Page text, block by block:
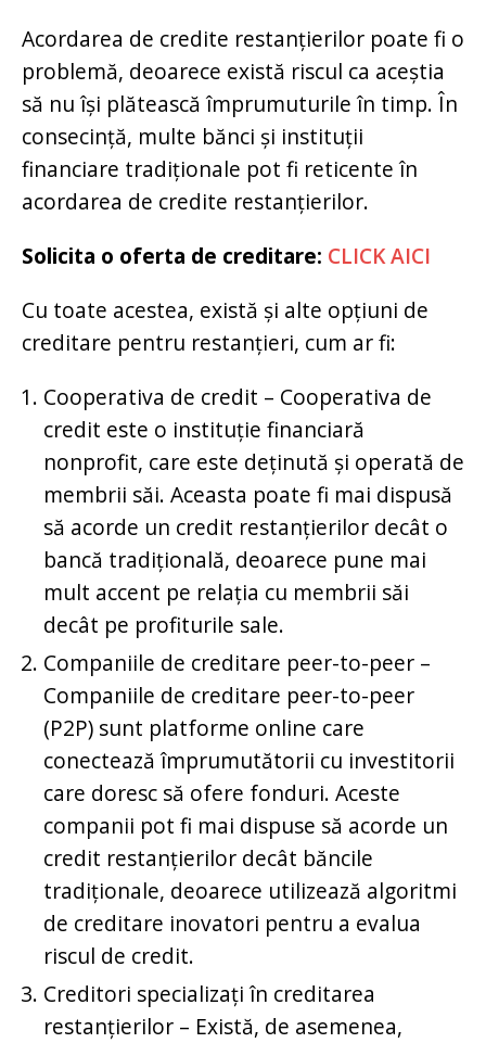
Acordarea de credite restanțierilor poate fi o
problemă, deoarece există riscul ca aceștia
să nu își plătească împrumuturile în timp. În
consecință, multe bănci și instituții
financiare tradiționale pot fi reticente în
acordarea de credite restanțierilor.
Solicita o oferta de creditare: CLICK AICI
Cu toate acestea, există și alte opțiuni de
creditare pentru restanțieri, cum ar fi:
Cooperativa de credit – Cooperativa de
credit este o instituție financiară
nonprofit, care este deținută și operată de
membrii săi. Aceasta poate fi mai dispusă
să acorde un credit restanțierilor decât o
bancă tradițională, deoarece pune mai
mult accent pe relația cu membrii săi
decât pe profiturile sale.
Companiile de creditare peer-to-peer –
Companiile de creditare peer-to-peer
(P2P) sunt platforme online care
conectează împrumutătorii cu investitorii
care doresc să ofere fonduri. Aceste
companii pot fi mai dispuse să acorde un
credit restanțierilor decât băncile
tradiționale, deoarece utilizează algoritmi
de creditare inovatori pentru a evalua
riscul de credit.
Creditori specializați în creditarea
restanțierilor – Există, de asemenea,